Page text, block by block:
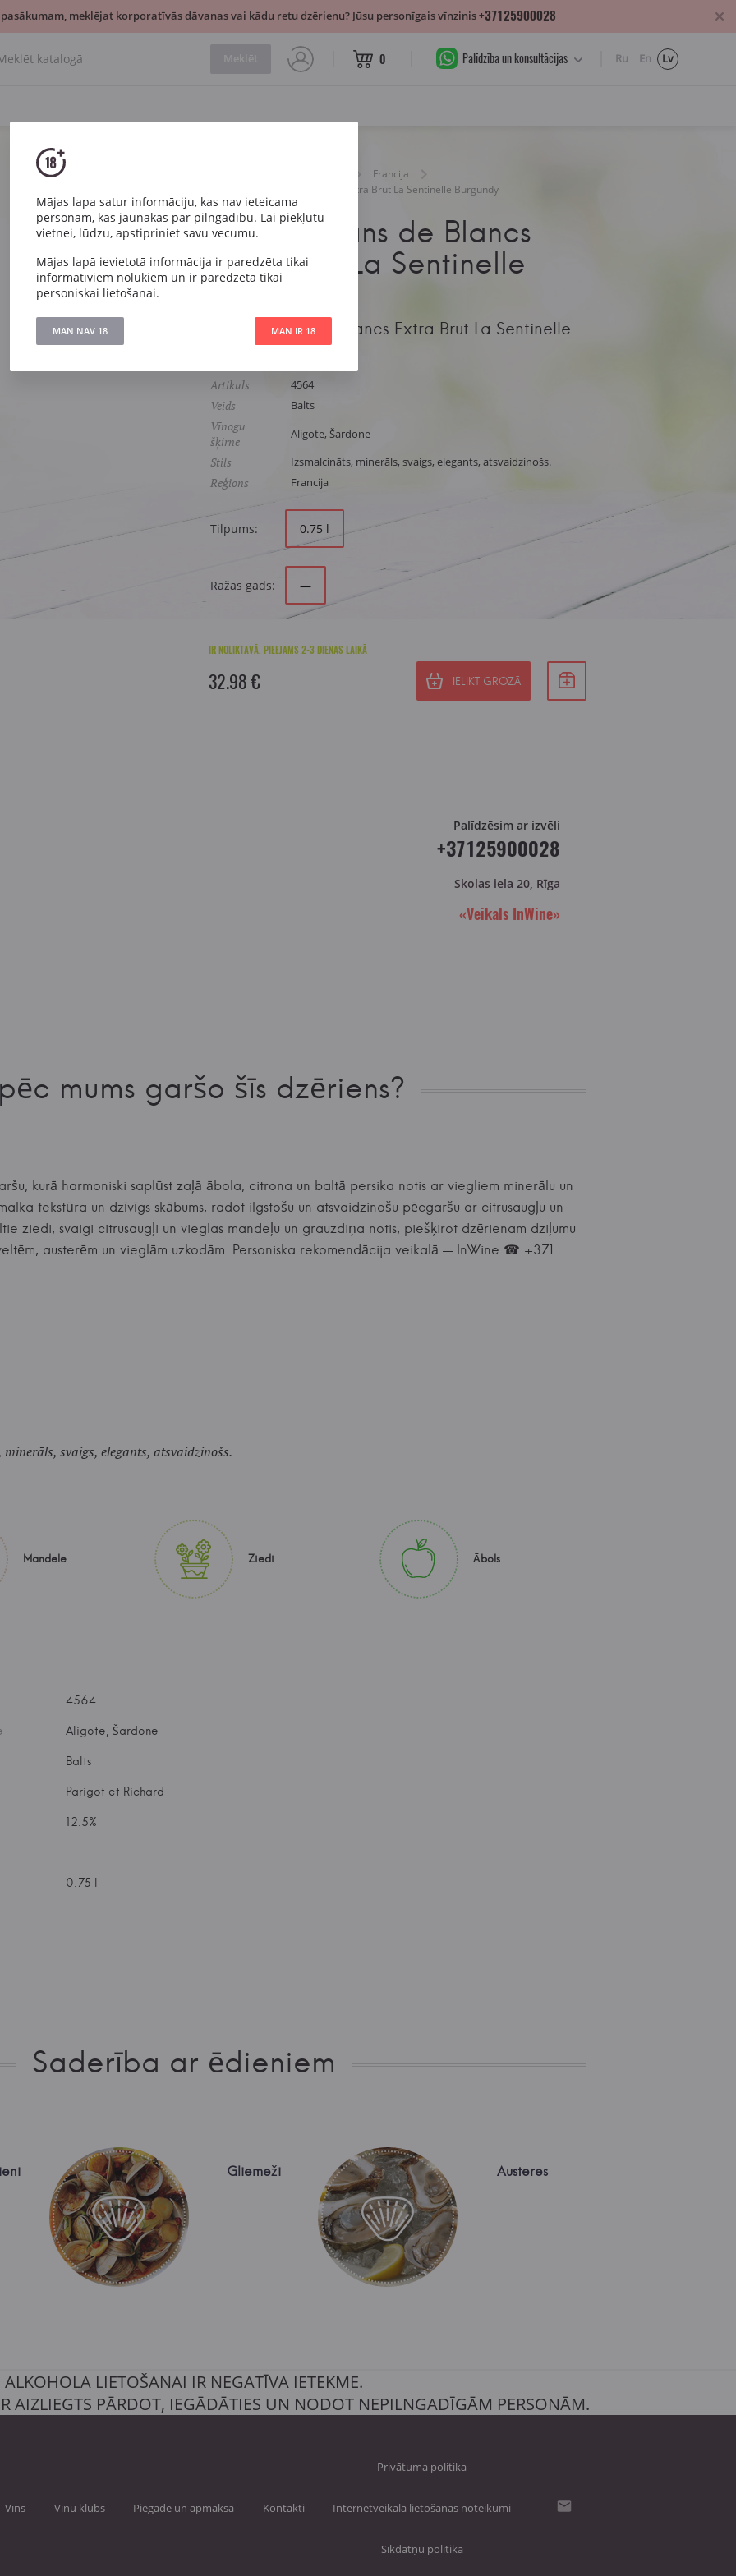
0 Palīdzība un konsultācijas Ru En Lv
Francija
Parigot Blans de Blancs Extra Brut La Sentinelle Burgundy
Parigot Blans de Blancs
Extra Brut La Sentinelle
Burgundy
Parigot Blans de Blancs Extra Brut La Sentinelle
Burgundy
Artikuls 4564
Veids Balts
Vīnogu
šķirne
Aligote, Šardone
Stils Izsmalcināts, minerāls, svaigs, elegants, atsvaidzinošs.
Reģions Francija
Tilpums: 0.75 l
Ražas gads: —
IR NOLIKTAVĀ. PIEEJAMS 2-3 DIENAS LAIKĀ
32.98 € IELIKT GROZĀ
Palīdzēsim ar izvēli
+37125900028
Skolas iela 20, Rīga
«Veikals InWine»
mums garšo šīs dzēriens?
kurā harmoniski saplūst zaļā ābola, citrona un baltā persika notis ar viegliem minerālu un
tekstūra un dzīvīgs skābums, radot ilgstošu un atsvaidzinošu pēcgaršu ar citrusaugļu un
ziedi, svaigi citrusaugļi un vieglas mandeļu un grauzdiņa notis, piešķirot dzērienam dziļumu
austerēm un vieglām uzkodām. Personiska rekomendācija veikalā — InWine ☎ +371
svaigs, elegants, atsvaidzinošs.
Mandele Ziedi Ābols
4564
Aligote, Šardone
Balts
Parigot et Richard
12.5%
0.75 l
Saderība ar ēdieniem
Gliemeži Austeres
Mājas lapa satur informāciju, kas nav ieteicama
personām, kas jaunākas par pilngadību. Lai piekļūtu
vietnei, lūdzu, apstipriniet savu vecumu.
Mājas lapā ievietotā informācija ir paredzēta tikai
informatīviem nolūkiem un ir paredzēta tikai
personiskai lietošanai.
MAN NAV 18 MAN IR 18
ALKOHOLA LIETOŠANAI IR NEGATĪVA IETEKME.
AIZLIEGTS PĀRDOT, IEGĀDĀTIES UN NODOT NEPILNGADĪGĀM PERSONĀM.
Vīns Vīnu klubs Piegāde un apmaksa Kontakti
Privātuma politika
Internetveikala lietošanas noteikumi
Sīkdatņu politika
meklējat korporatīvās dāvanas vai kādu retu dzērienu? Jūsu personīgais vīnzinis+37125900028